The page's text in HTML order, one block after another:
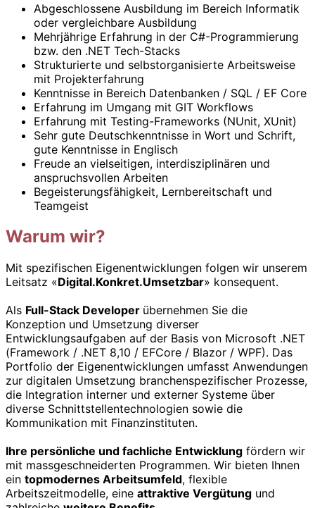
Abgeschlossene Ausbildung im Bereich Informatik
oder vergleichbare Ausbildung
Mehrjährige Erfahrung in der C#-Programmierung
bzw. den .NET Tech-Stacks
Strukturierte und selbstorganisierte Arbeitsweise
mit Projekterfahrung
Kenntnisse in Bereich Datenbanken / SQL / EF Core
Erfahrung im Umgang mit GIT Workflows
Erfahrung mit Testing-Frameworks (NUnit, XUnit)
Sehr gute Deutschkenntnisse in Wort und Schrift,
gute Kenntnisse in Englisch
Freude an vielseitigen, interdisziplinären und
anspruchsvollen Arbeiten
Begeisterungsfähigkeit, Lernbereitschaft und
Teamgeist
Warum wir?
Mit spezifischen Eigenentwicklungen folgen wir unserem
Leitsatz «Digital.Konkret.Umsetzbar» konsequent.
Als Full-Stack Developer übernehmen Sie die
Konzeption und Umsetzung diverser
Entwicklungsaufgaben auf der Basis von Microsoft .NET
(Framework / .NET 8,10 / EFCore / Blazor / WPF). Das
Portfolio der Eigenentwicklungen umfasst Anwendungen
zur digitalen Umsetzung branchenspezifischer Prozesse,
die Integration interner und externer Systeme über
diverse Schnittstellentechnologien sowie die
Kommunikation mit Finanzinstituten.
Ihre persönliche und fachliche Entwicklung fördern wir
mit massgeschneiderten Programmen. Wir bieten Ihnen
ein topmodernes Arbeitsumfeld, flexible
Arbeitszeitmodelle, eine attraktive Vergütung und